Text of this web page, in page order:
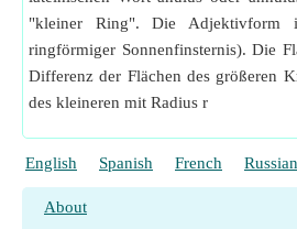
"kleiner Ring". Die
ringförmiger Sonnenfinsternis). Die
Differenz der Flächen des größeren
des kleineren mit Radius r
English Spanish French Russian
About